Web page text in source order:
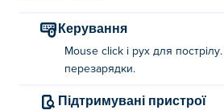
Керування
Mouse click і рух для
перезарядки.
Підтримувані пристрої